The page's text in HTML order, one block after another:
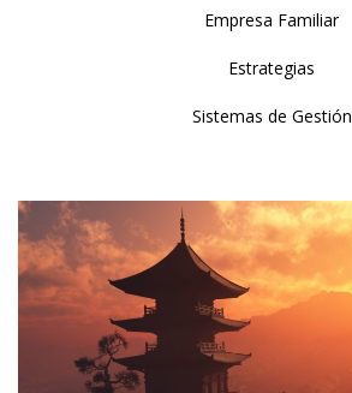
Empresa Familiar
Estrategias
Sistemas de Gestión